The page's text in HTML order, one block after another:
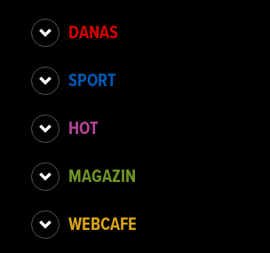
DANAS
SPORT
HOT
MAGAZIN
WEBCAFE